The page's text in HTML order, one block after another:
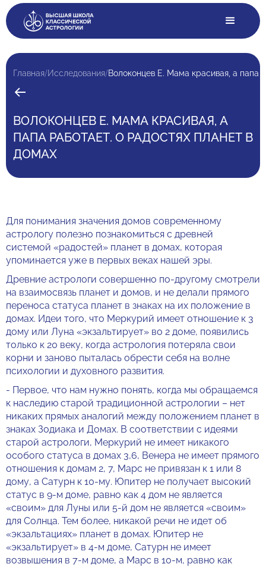
Главная/Исследования/Волоконцев Е. Мама красивая, а папа
ВОЛОКОНЦЕВ Е. МАМА КРАСИВАЯ, А
ПАПА РАБОТАЕТ. О РАДОСТЯХ ПЛАНЕТ В
ДОМАХ
Для понимания значения домов современному
астрологу полезно познакомиться с древней
системой «радостей» планет в домах, которая
упоминается уже в первых веках нашей эры.
Древние астрологи совершенно по-другому смотрели
на взаимосвязь планет и домов, и не делали прямого
переноса статуса планет в знаках на их положение в
домах. Идеи того, что Меркурий имеет отношение к 3
дому или Луна «экзальтирует» во 2 доме, появились
только к 20 веку, когда астрология потеряла свои
корни и заново пыталась обрести себя на волне
психологии и духовного развития.
- Первое, что нам нужно понять, когда мы обращаемся
к наследию старой традиционной астрологии – нет
никаких прямых аналогий между положением планет в
знаках Зодиака и Домах. В соответствии с идеями
старой астрологи, Меркурий не имеет никакого
особого статуса в домах 3,6, Венера не имеет прямого
отношения к домам 2, 7, Марс не привязан к 1 или 8
дому, а Сатурн к 10-му. Юпитер не получает высокий
статус в 9-м доме, равно как 4 дом не является
«своим» для Луны или 5-й дом не является «своим»
для Солнца. Тем более, никакой речи не идет об
«экзальтациях» планет в домах. Юпитер не
«экзальтирует» в 4-м доме, Сатурн не имеет
возвышения в 7-м доме, а Марс в 10-м, равно как